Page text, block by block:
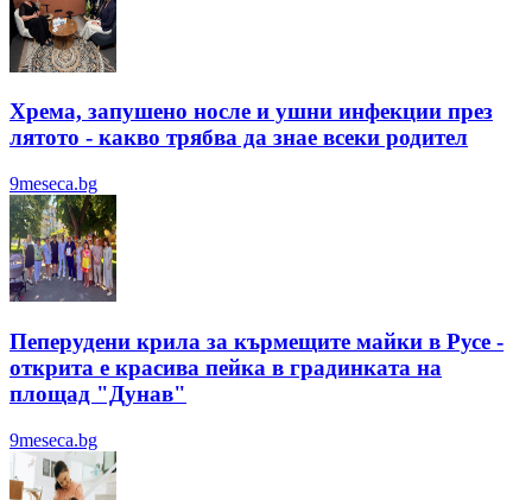
Хрема, запушено носле и ушни инфекции през
лятотo - какво трябва да знае всеки родител
9meseca.bg
Пеперудени крила за кърмещите майки в Русе -
открита е красива пейка в градинката на
площад "Дунав"
9meseca.bg